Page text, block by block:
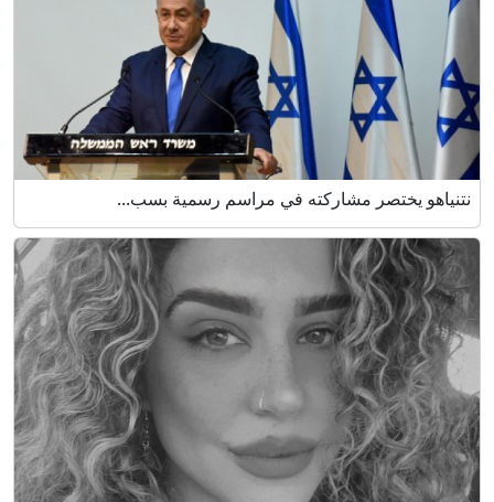
نتنياهو يختصر مشاركته في مراسم رسمية بسب...